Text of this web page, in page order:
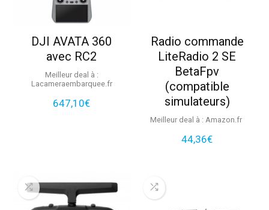
DJI AVATA 360
avec RC2
Meilleur deal à :
lacameraembarquee.fr
647,10€
Radio commande
LiteRadio 2 SE
BetaFpv
(compatible
simulateurs)
Meilleur deal à : Amazon.fr
44,36€